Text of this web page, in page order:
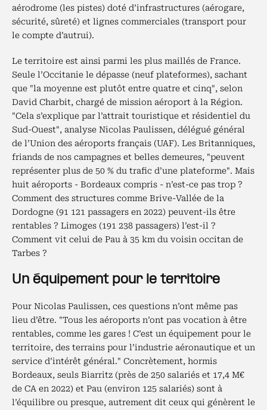
aérodrome (les pistes) doté d’infrastructures (aérogare,
sécurité, sûreté) et lignes commerciales (transport pour
le compte d’autrui).
Le territoire est ainsi parmi les plus maillés de France.
Seule l’Occitanie le dépasse (neuf plateformes), sachant
que "la moyenne est plutôt entre quatre et cinq", selon
David Charbit, chargé de mission aéroport à la Région.
"Cela s’explique par l’attrait touristique et résidentiel du
Sud-Ouest", analyse Nicolas Paulissen, délégué général
de l’Union des aéroports français (UAF). Les Britanniques,
friands de nos campagnes et belles demeures, "peuvent
représenter plus de 50 % du trafic d’une plateforme". Mais
huit aéroports - Bordeaux compris - n’est-ce pas trop ?
Comment des structures comme Brive-Vallée de la
Dordogne (91 121 passagers en 2022) peuvent-ils être
rentables ? Limoges (191 238 passagers) l’est-il ?
Comment vit celui de Pau à 35 km du voisin occitan de
Tarbes ?
Un équipement pour le territoire
Pour Nicolas Paulissen, ces questions n’ont même pas
lieu d’être. "Tous les aéroports n’ont pas vocation à être
rentables, comme les gares ! C’est un équipement pour le
territoire, des terrains pour l’industrie aéronautique et un
service d’intérêt général." Concrètement, hormis
Bordeaux, seuls Biarritz (près de 250 salariés et 17,4 M€
de CA en 2022) et Pau (environ 125 salariés) sont à
l’équilibre ou presque, autrement dit ceux qui génèrent le